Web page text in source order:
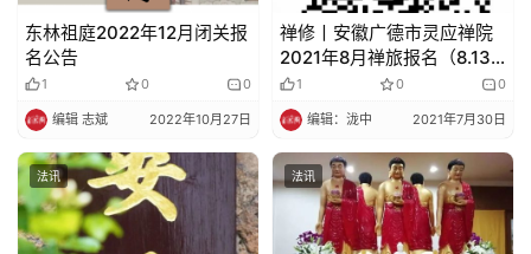
东林祖庭2022年12月闭关报
名公告
1 0 0
编辑 志斌 2022年10月27日
禅修丨安徽广德市灵应禅院
2021年8月禅旅报名（8.13-
8.15）
1 0 0
编辑：泷中 2021年7月30日
法讯 法讯